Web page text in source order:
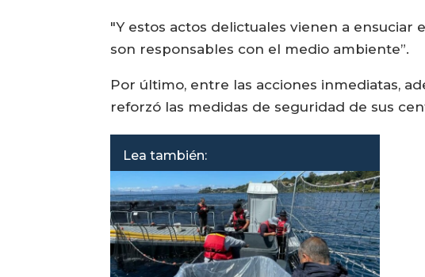
"Y estos actos delictuales vienen a
son responsables con el medio ambiente”.
Por último, entre las acciones inmediatas,
reforzó las medidas de seguridad de sus
Lea también: